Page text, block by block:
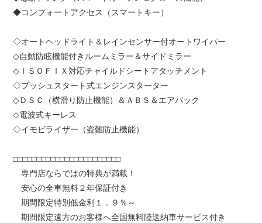
◆コンフォートアクセス（スマートキー）
◇オートヘッドライト＆レインセンサー付オートワイパー
◇自動防眩機能付きルームミラー＆サイドミラー
◇ＩＳＯＦＩＸ対応チャイルドシートアタッチメント
◇プッシュスタート式エンジンスターター
◇ＤＳＣ（横滑り防止機能）＆ＡＢＳ＆エアバック
◇電波式キーレス
◇イモビライザー（盗難防止機能）
□□□□□□□□□□□□□□□□□□□□□□□
専門店ならではの特典が満載！
安心の全車無料２年保証付き
期間限定特別低金利１．９％～
期間限定遠方のお客様へ全国無料陸送納車サービス付き